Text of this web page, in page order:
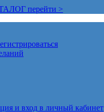
перейти >
и вход в личный кабинет